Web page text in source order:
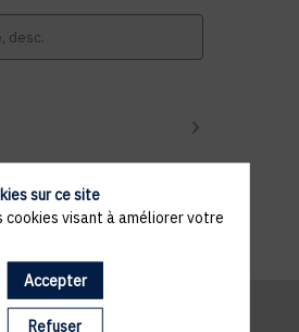
sur ce site
cookies visant à améliorer votre
Accepter
Refuser